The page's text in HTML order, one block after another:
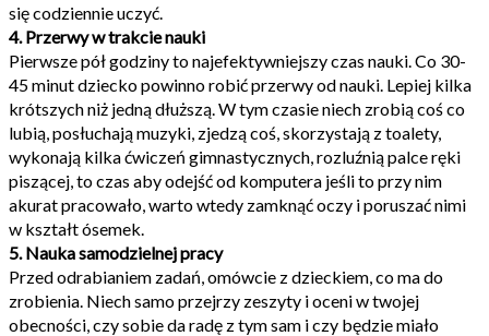
się codziennie uczyć.
4. Przerwy w trakcie nauki
Pierwsze pół godziny to najefektywniejszy czas nauki. Co 30-
45 minut dziecko powinno robić przerwy od nauki. Lepiej kilka
krótszych niż jedną dłuższą. W tym czasie niech zrobią coś co
lubią, posłuchają muzyki, zjedzą coś, skorzystają z toalety,
wykonają kilka ćwiczeń gimnastycznych, rozluźnią palce ręki
piszącej, to czas aby odejść od komputera jeśli to przy nim
akurat pracowało, warto wtedy zamknąć oczy i poruszać nimi
w kształt ósemek.
5. Nauka samodzielnej pracy
Przed odrabianiem zadań, omówcie z dzieckiem, co ma do
zrobienia. Niech samo przejrzy zeszyty i oceni w twojej
obecności, czy sobie da radę z tym sam i czy będzie miało